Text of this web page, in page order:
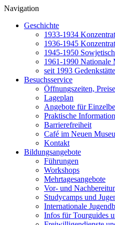
Navigation
Geschichte
1933-1934
1936-1945
1945-1950
1961-1990 Nationale
seit 1993
Besuchsservice
Öffnungszeiten,
Lageplan
Angebote für
Praktische
Barrierefreiheit
Café im Neuen
Kontakt
Bildungsangebote
Führungen
Workshops
Mehrtagesangebote
Vor- und
Studycamps und
Internationale
Infos für Tourguides